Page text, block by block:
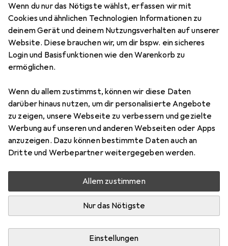
Wenn du nur das Nötigste wählst, erfassen wir mit
Cookies und ähnlichen Technologien Informationen zu
deinem Gerät und deinem Nutzungsverhalten auf unserer
Website. Diese brauchen wir, um dir bspw. ein sicheres
Login und Basisfunktionen wie den Warenkorb zu
ermöglichen.
Wenn du allem zustimmst, können wir diese Daten
darüber hinaus nutzen, um dir personalisierte Angebote
zu zeigen, unsere Webseite zu verbessern und gezielte
Werbung auf unseren und anderen Webseiten oder Apps
anzuzeigen. Dazu können bestimmte Daten auch an
Dritte und Werbepartner weitergegeben werden.
Allem zustimmen
Nur das Nötigste
Einstellungen
Secrid Twinwallet
Bewertungen
Aktuell nicht lieferbar
Benachrichtigen, wenn lieferbar
Vergleichen
Kostenloser Versand ab 30,– i